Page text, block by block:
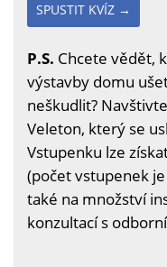
SPUSTIT KVÍZ →
P.S. Chcete vědět,
výstavby domu
neškudlit?
Veleton, který se
Vstupenku lze
(počet vstupenek
také na množství
konzultací s